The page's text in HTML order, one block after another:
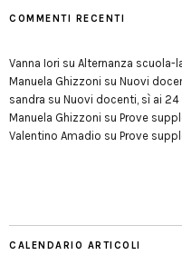
COMMENTI RECENTI
Vanna Iori su Alternanza scuola-
Manuela Ghizzoni su Nuovi
sandra su Nuovi docenti, sì ai
Manuela Ghizzoni su Prove
Valentino Amadio su Prove
CALENDARIO ARTICOLI